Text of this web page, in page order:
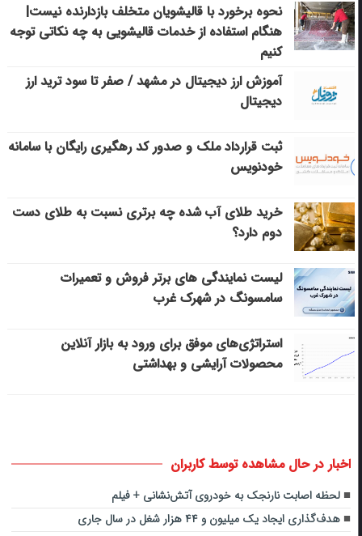
نحوه برخورد با قالیشویان متخلف بازدارنده نیست|
هنگام استفاده از خدمات قالیشویی به چه نکاتی توجه
کنیم
آموزش ارز دیجیتال در مشهد / صفر تا سود ترید ارز
دیجیتال
ثبت قرارداد ملک و صدور کد رهگیری رایگان با سامانه
خودنویس
خرید طلای آب شده چه برتری نسبت به طلای دست
دوم دارد؟
لیست نمایندگی های برتر فروش و تعمیرات
سامسونگ در شهرک غرب
استراتژی‌های موفق برای ورود به بازار آنلاین
محصولات آرایشی و بهداشتی
اخبار در حال مشاهده توسط کاربران
لحظه‌ اصابت نارنجک به خودروی آتش‌نشانی + فیلم
هدف‌گذاری ایجاد یک میلیون و ۴۴ هزار شغل در سال جاری